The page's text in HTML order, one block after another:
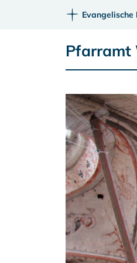
Evangelische
Pfarramt